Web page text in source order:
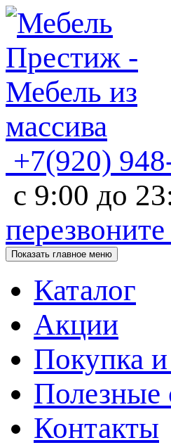
+7(920)
с 9:00 до
Показать главное меню
Каталог
Акции
Покупка и
Полезные
Контакты